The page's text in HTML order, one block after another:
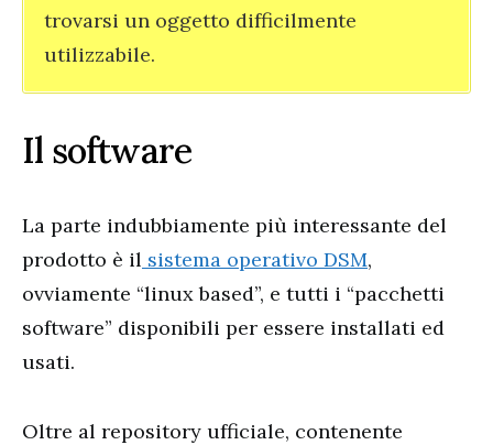
trovarsi un oggetto difficilmente
utilizzabile.
Il software
La parte indubbiamente più interessante del
prodotto è il sistema operativo DSM,
ovviamente “linux based”, e tutti i “pacchetti
software” disponibili per essere installati ed
usati.
Oltre al repository ufficiale, contenente